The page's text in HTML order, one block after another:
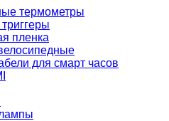
термометры
пленка
для смарт часов